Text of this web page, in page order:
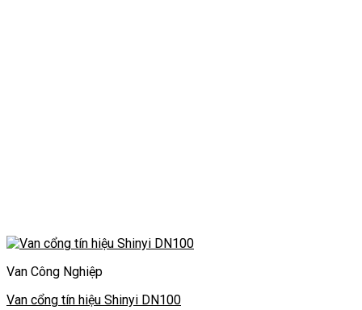
Van Công Nghiệp
Van cổng tín hiệu Shinyi DN100